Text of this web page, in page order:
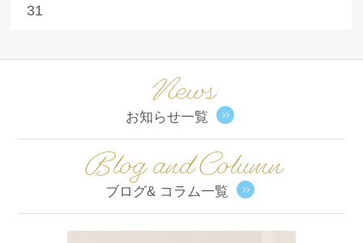
31
News
お知らせ一覧
Blog and Column
ブログ& コラム一覧